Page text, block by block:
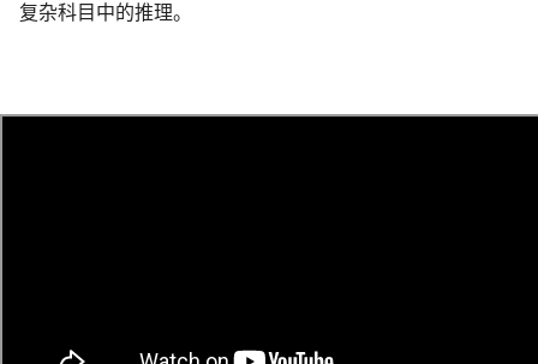
复杂科目中的推理。